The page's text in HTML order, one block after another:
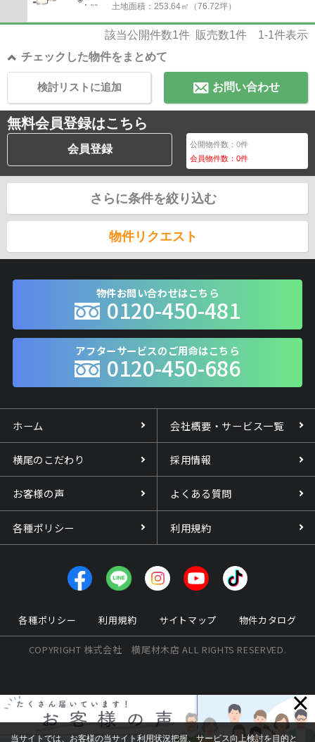
土地面積： 253.64㎡（76.72坪）
該当公開件数1件 販売数1件 1-1件表示
チェックした物件をまとめて
お問い合わせ
検討リストに追加
無料会員登録はこちら
会員登録 公開物件数：0件
会員物件数：0件
さらに条件を絞り込む
物件リクエスト
物件お問い合わせはこちら
0120-450-481
アフターサービスのご用命はこちら
0120-450-686
ホーム 会社概要・サービス一覧
横尾のこだわり 採用情報
お客様の声 よくある質問
各種ポリシー 利用規約
各種ポリシー 利用規約 サイトマップ 物件カタログ
COPYRIGHT 株式会社 横尾材木店 ALL RIGHTS RESERVED.
×
当サイトでは、お客様の当サイト利用状況把握、サービス向上検討を目的と